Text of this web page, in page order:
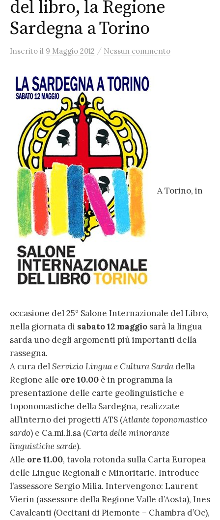
del libro, la Regione
Sardegna a Torino
Inserito il 9 Maggio 2012 / Nessun commento
A Torino, in
occasione del 25° Salone Internazionale del Libro,
nella giornata di sabato 12 maggio sarà la lingua
sarda uno degli argomenti più importanti della
rassegna.
A cura delServizio Lingua e Cultura Sarda della
Regione alle ore 10.00 è in programma la
presentazione delle carte geolinguistiche e
toponomastiche della Sardegna, realizzate
all’interno dei progetti ATS (Atlante toponomastico
sardo) e Ca.mi.li.sa (Carta delle minoranze
linguistiche sarde).
Alle ore 11.00, tavola rotonda sulla Carta Europea
delle Lingue Regionali e Minoritarie. Introduce
l’assessore Sergio Milia. Intervengono: Laurent
Vierin (assessore della Regione Valle d’Aosta), Ines
Cavalcanti (Occitani di Piemonte – Chambra d’Oc),